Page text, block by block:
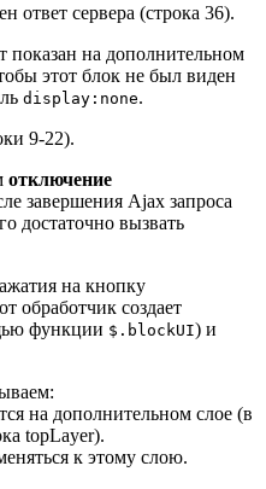
ответ сервера (строка 36).
показан на дополнительном
этот блок не был виден
display:none.
9-22).
отключение
завершения Ajax запроса
достаточно вызвать
на кнопку
обработчик создает
функции $.blockUI) и
на дополнительном слое (в
topLayer).
к этому слою.